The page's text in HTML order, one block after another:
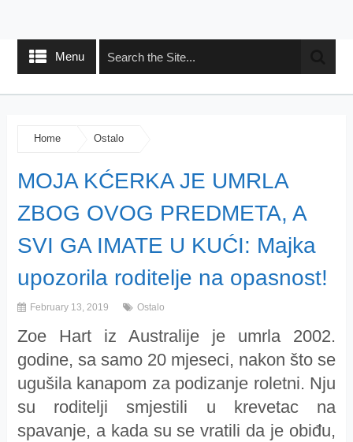
Menu
Home Ostalo
MOJA KĆERKA JE UMRLA
ZBOG OVOG PREDMETA, A
SVI GA IMATE U KUĆI: Majka
upozorila roditelje na opasnost!
February 13, 2019 Ostalo
Zoe Hart iz Australije je umrla 2002.
godine, sa samo 20 mjeseci, nakon što se
ugušila kanapom za podizanje roletni. Nju
su roditelji smjestili u krevetac na
spavanje, a kada su se vratili da je obiđu,